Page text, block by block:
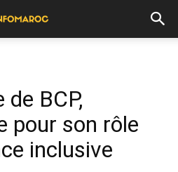
BCP,
pour son rôle
inclusive